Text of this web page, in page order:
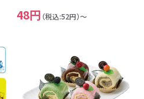
48円 （税込:52円）～